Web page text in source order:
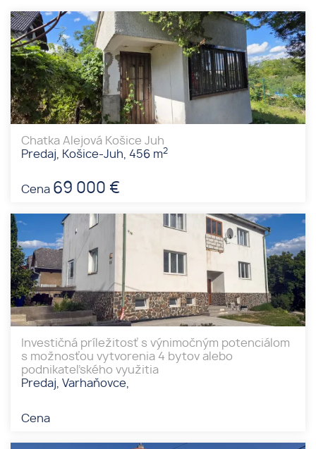
Chatka Alejová Košice Juh
Predaj, Košice-Juh, 456 m2
Cena 69 000 €
Investičná príležitosť s výnimočným potenciálom
s možnosťou vytvorenia 4 bytov alebo
podnikateľského využitia
Predaj, Varhaňovce,
Cena